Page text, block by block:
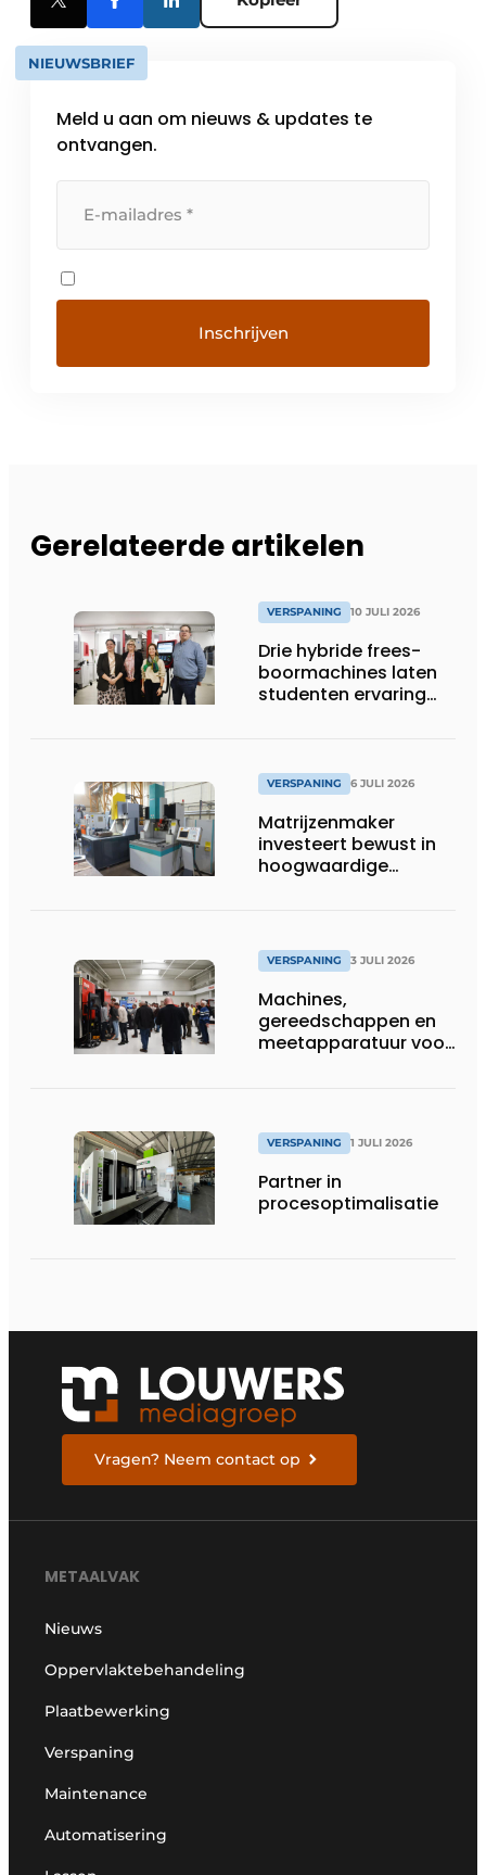
NIEUWSBRIEF
Meld u aan om nieuws & updates te
ontvangen.
Gerelateerde artikelen
VERSPANING 10 JULI 2026
Drie hybride frees-
boormachines laten
studenten ervaring
VERSPANING 6 JULI 2026
Matrijzenmaker
investeert bewust in
hoogwaardige
VERSPANING 3 JULI 2026
Machines,
gereedschappen en
meetapparatuur voor
VERSPANING 1 JULI 2026
Partner in
procesoptimalisatie
Vragen? Neem contact op
METAALVAK
Nieuws
Oppervlaktebehandeling
Plaatbewerking
Verspaning
Maintenance
Automatisering